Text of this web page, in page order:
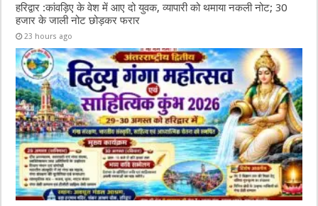
हरिद्वार :कांवड़िए के वेश में आए दो युवक, व्यापारी को थमाया नकली नोट; 30
हजार के जाली नोट छोड़कर फरार
23 hours ago